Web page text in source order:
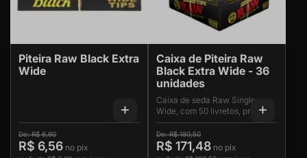
Piteira Raw Black Extra
Wide
R$ 6,90
R$ 6,56
Caixa de Piteira Raw
Black Extra Wide - 36
unidades
Caixa de seda Raw Single
Wide, com 50 livretos, produto
VEGAN-friendly é produzido
com energia eólica ecológica -
Saiba mais em Tabacaria da
Mata
R$ 180,50
R$ 171,48